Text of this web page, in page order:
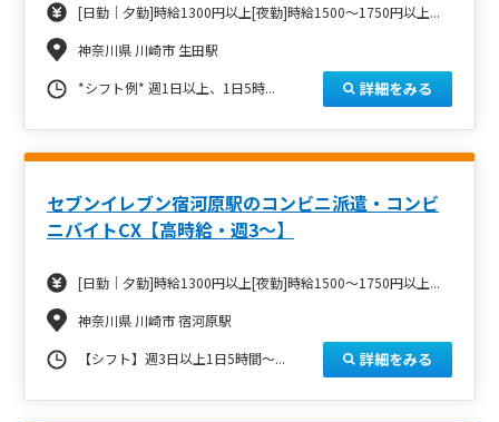
[日勤｜夕勤]時給1300円以上[夜勤]時給1500～1750円以上...
神奈川県 川崎市 生田駅
*シフト例* 週1日以上、1日5時... 詳細をみる
セブンイレブン宿河原駅のコンビニ派遣・コンビ
ニバイトCX【高時給・週3～】
[日勤｜夕勤]時給1300円以上[夜勤]時給1500～1750円以上...
神奈川県 川崎市 宿河原駅
【シフト】週3日以上1日5時間～... 詳細をみる